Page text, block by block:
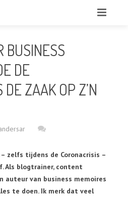
BUSINESS
DE
DE ZAAK OP Z’N
zelfs tijdens de Coronacrisis –
Als blogtrainer, content
auteur van business memoires
te doen. Ik merk dat veel